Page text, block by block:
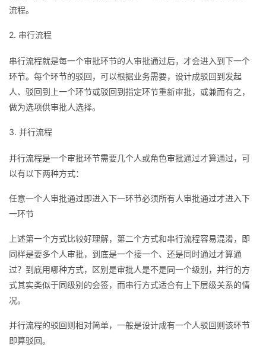
流程。
2. 串行流程
串行流程就是每一个审批环节的人审批通过后，才会进入到下一个
环节。每个环节的驳回，可以根据业务需要，设计成驳回到发起
人、驳回到上一个环节或驳回到指定环节重新审批，或兼而有之，
做为选项供审批人选择。
3. 并行流程
并行流程是一个审批环节需要几个人或角色审批通过才算通过，可
以有以下两种方式：
任意一个人审批通过即进入下一环节必须所有人审批通过才进入下
一环节
上述第一个方式比较好理解，第二个方式和串行流程容易混淆，即
同样是要多个人审批，到底是一个接一个、还是同时通过才算通
过？到底用哪种方式，区别是审批人是不是同一个级别，并行的方
式其实类似于同级别的会签，而串行方式适合有上下层级关系的情
况。
并行流程的驳回则相对简单，一般是设计成有一个人驳回则该环节
即算驳回。